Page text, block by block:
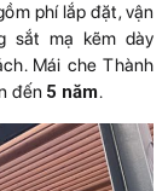
phí lắp đặt, vận
sắt mạ kẽm dày
Mái che Thành
đến 5 năm.